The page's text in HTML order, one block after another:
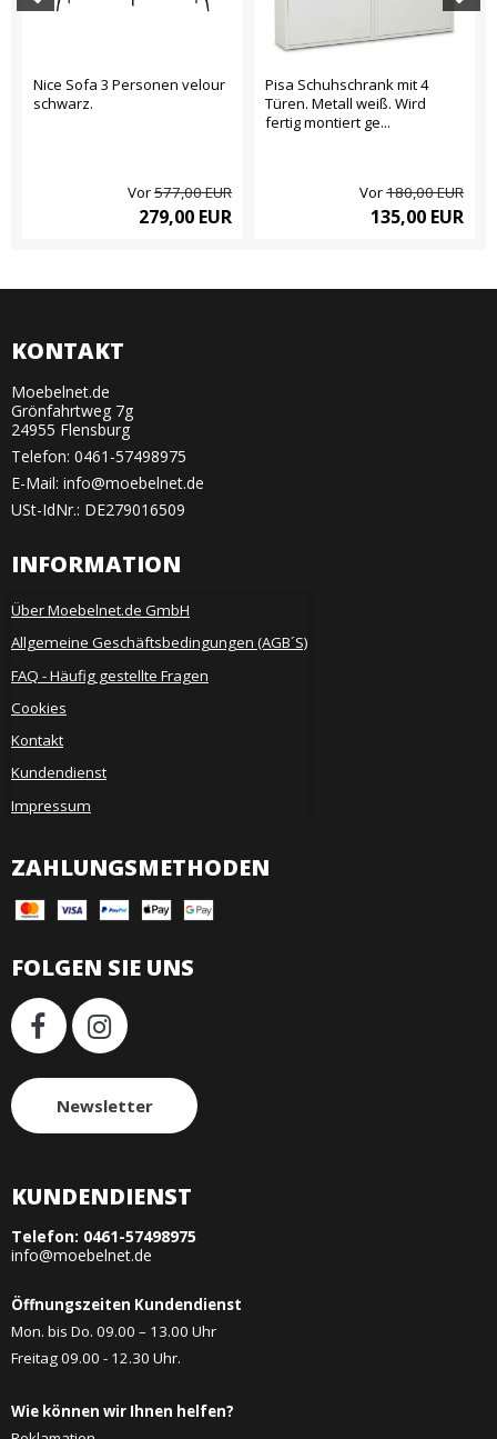
Nice Sofa 3 Personen velour
schwarz.
Vor577,00 EUR
279,00 EUR
Pisa Schuhschrank mit 4
Türen. Metall weiß. Wird
fertig montiert ge...
Vor180,00 EUR
135,00 EUR
KONTAKT
Moebelnet.de
Grönfahrtweg 7g
24955 Flensburg
Telefon: 0461-57498975
E-Mail: info@moebelnet.de
USt-IdNr.: DE279016509
INFORMATION
Über Moebelnet.de GmbH
Allgemeine Geschäftsbedingungen (AGB´S)
FAQ - Häufig gestellte Fragen
Cookies
Kontakt
Kundendienst
Impressum
ZAHLUNGSMETHODEN
FOLGEN SIE UNS
Newsletter
KUNDENDIENST
Telefon: 0461-57498975
info@moebelnet.de
Öffnungszeiten Kundendienst
Mon. bis Do. 09.00 – 13.00 Uhr
Freitag 09.00 - 12.30 Uhr.
Wie können wir Ihnen helfen?